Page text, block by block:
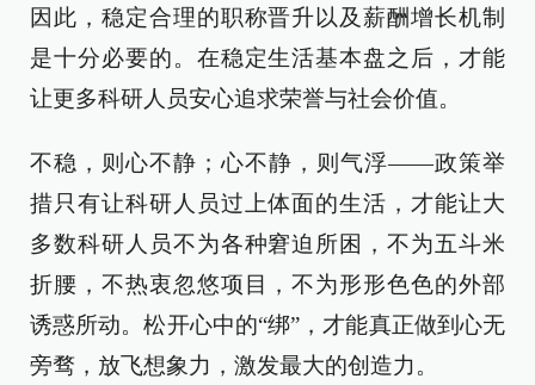
因此，稳定合理的职称晋升以及薪酬增长机制
是十分必要的。在稳定生活基本盘之后，才能
让更多科研人员安心追求荣誉与社会价值。
不稳，则心不静；心不静，则气浮——政策举
措只有让科研人员过上体面的生活，才能让大
多数科研人员不为各种窘迫所困，不为五斗米
折腰，不热衷忽悠项目，不为形形色色的外部
诱惑所动。松开心中的“绑”，才能真正做到心无
旁骛，放飞想象力，激发最大的创造力。